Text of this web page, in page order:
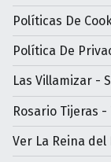
Políticas De
Política De
Las Villamizar -
Rosario Tijeras
Ver La Reina del